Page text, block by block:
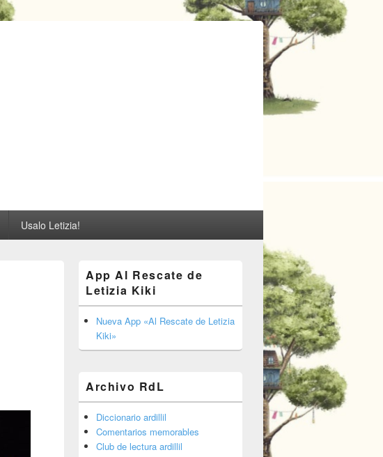
Usalo Letizia!
área
widget
barra
lateral
primaria
App Al Rescate de
Letizia Kiki
Nueva App «Al Rescate de Letizia
Kiki»
Archivo RdL
Diccionario ardillil
Comentarios memorables
Club de lectura ardillil